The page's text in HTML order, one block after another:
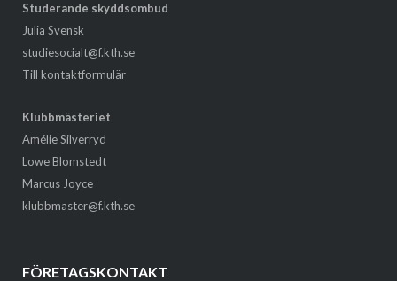
Studerande skyddsombud
Julia Svensk
studiesocialt@f.kth.se
Till kontaktformulär
Klubbmästeriet
Amélie Silverryd
Lowe Blomstedt
Marcus Joyce
klubbmaster@f.kth.se
FÖRETAGSKONTAKT